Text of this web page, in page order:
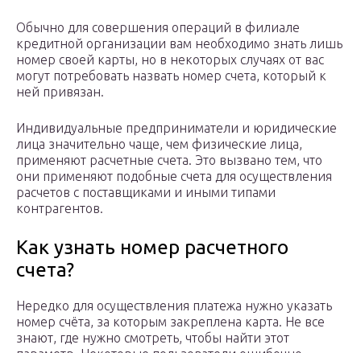
Обычно для совершения операций в филиале
кредитной организации вам необходимо знать лишь
номер своей карты, но в некоторых случаях от вас
могут потребовать назвать номер счета, который к
ней привязан.
Индивидуальные предприниматели и юридические
лица значительно чаще, чем физические лица,
применяют расчетные счета. Это вызвано тем, что
они применяют подобные счета для осуществления
расчетов с поставщиками и иными типами
контрагентов.
Как узнать номер расчетного
счета?
Нередко для осуществления платежа нужно указать
номер счёта, за которым закреплена карта. Не все
знают, где нужно смотреть, чтобы найти этот